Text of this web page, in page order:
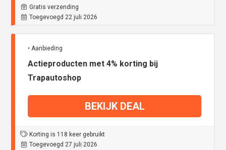
Gratis verzending
Toegevoegd 22 juli 2026
• Aanbieding
Actieproducten met 4% korting bij
Trapautoshop
BEKIJK DEAL
Korting is 118 keer gebruikt
Toegevoegd 27 juli 2026